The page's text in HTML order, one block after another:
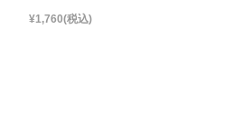
¥1,760(税込)